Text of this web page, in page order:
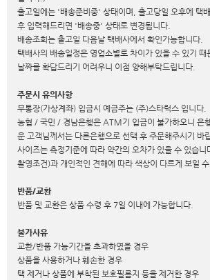
출고일에는 '배송준비중' 상태이며, 출고당일 오후에 택
후 입력해드리면 '배송중' 상태로 변경됩니다.
배송조회는 출고일 다음날 택배사에서 확인가능합니다.
택배사의 배송일정은 영업소별로 차이가 있을 수 있기 때
날짜를 확답드리기 어려우니 이점 양해부탁드립니다.
주문시 유의사항
무통장(가상계좌) 입금시 예금주는 (주)스타럭스 입니다.
농협 / 국민 / 경남은행은 ATM기 입금이 불가하오니 은
운 고객님께서는 다른은행으로 선택 후 주문해주시기 바
사이즈는 측정기준에 따라 약간의 오차가 있을 수 있습
촬영조건)과 개인적인 견해에 따라 색상이 다르게 보일 수
반품/교환
반품 및 교환은 상품 수령 후 7일 이내에 가능합니다.
불가사유
교환/반품 가능기간을 초과하였을 경우
상품을 사용하거나 훼손한 경우
택 제거나 상품에 부착된 보호필름지 등을 제거한 경우